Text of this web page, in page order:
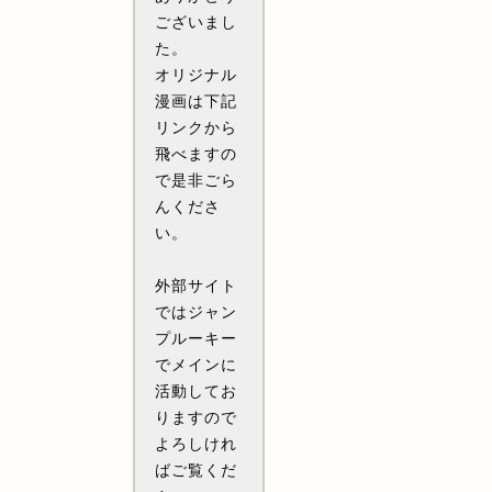
ございまし
た。
オリジナル
漫画は下記
リンクから
飛べますの
で是非ごら
んくださ
い。
外部サイト
ではジャン
プルーキー
でメインに
活動してお
りますので
よろしけれ
ばご覧くだ